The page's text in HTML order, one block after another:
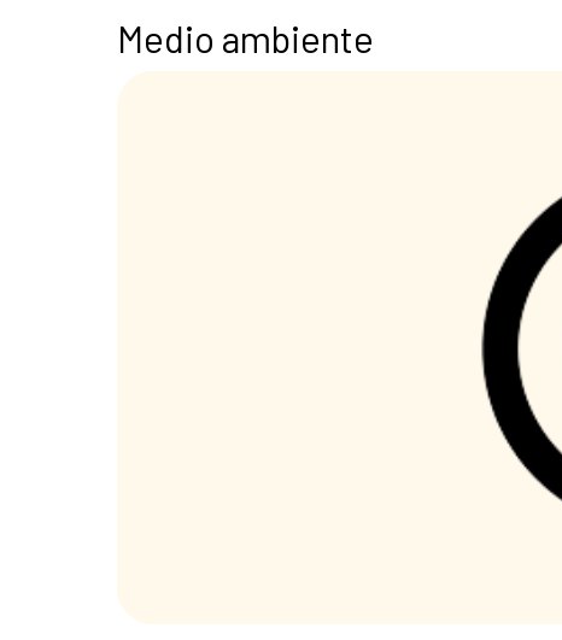
Medio ambiente